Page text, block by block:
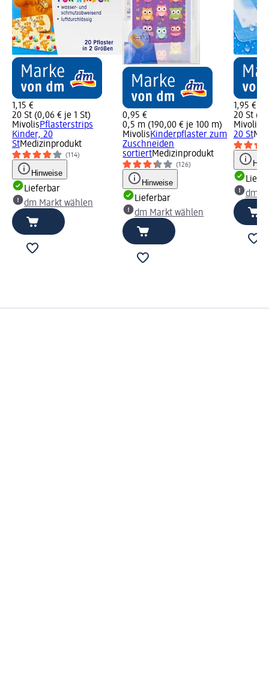
1,15 €
20 St (0,06 € je 1 St)
MivolisPflasterstrips
Kinder, 20
StMedizinprodukt
(114)
Hinweise
Lieferbar
dm Markt wählen
0,95 €
0,5 m (190,00 € je 100 m)
MivolisKinderpflaster zum
Zuschneiden
sortiertMedizinprodukt
(126)
Hinweise
Lieferbar
dm Markt wählen
1,95 €
20 St
Mivolis
20 St
dm